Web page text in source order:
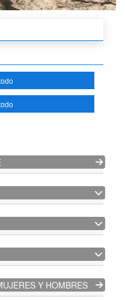
Y HOMBRES